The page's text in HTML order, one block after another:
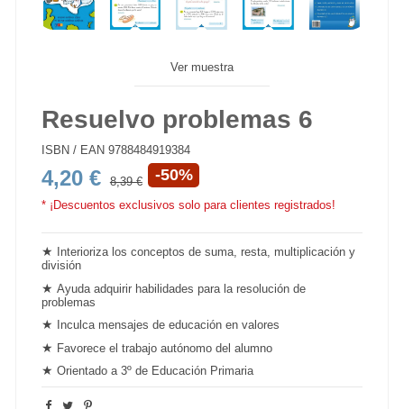
Ver muestra
Resuelvo problemas 6
ISBN / EAN 9788484919384
4,20 € 8,39 € -50%
* ¡Descuentos exclusivos solo para clientes registrados!
★
Interioriza los conceptos de suma, resta, multiplicación y
división
★ Ayuda adquirir habilidades para la resolución de
problemas
★ Inculca mensajes de educación en valores
★ Favorece el trabajoautónomo del alumno
★Orientado a 3º de Educación Primaria